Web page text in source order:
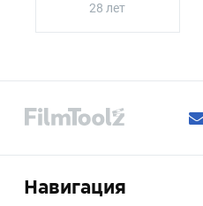
28 лет
Навигация